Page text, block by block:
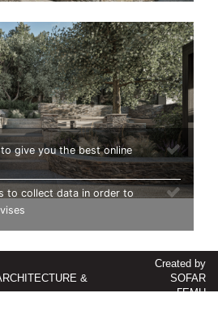
&
Created by
SOFAR
ΓΕΜΗ
give you the best online
to collect data in order to